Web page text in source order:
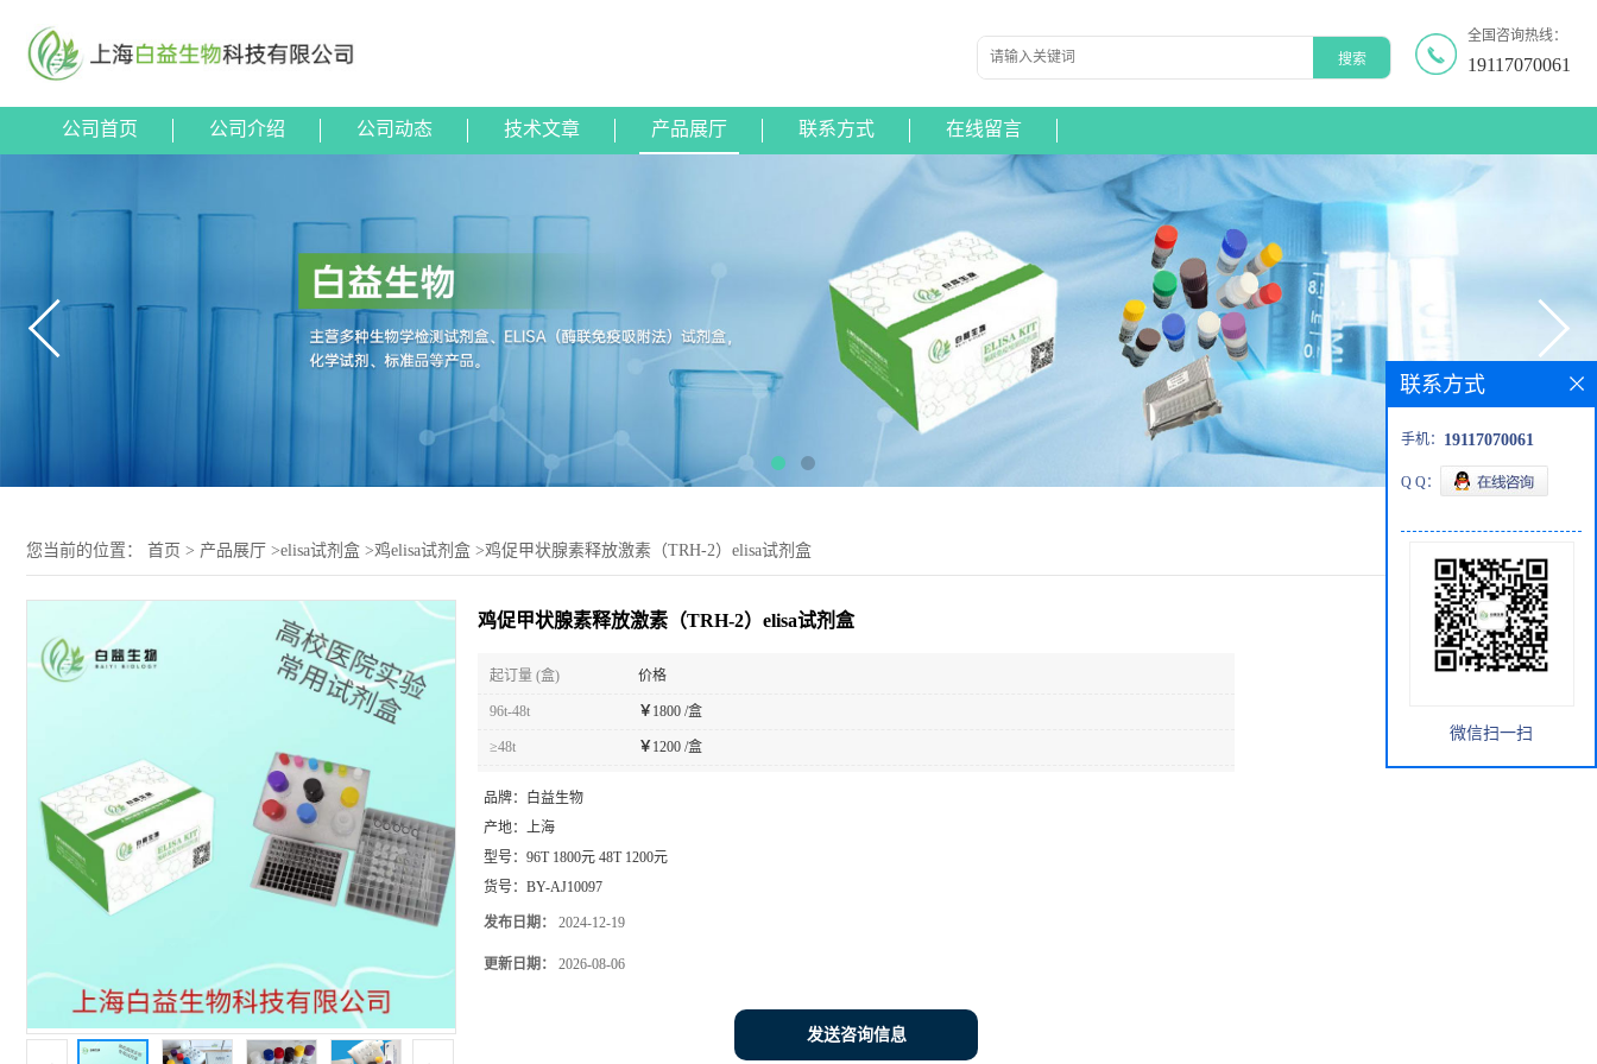
全国咨询热线：
19117070061
公司首页 公司介绍 公司动态 技术文章 产品展厅 联系方式 在线留言
您当前的位置： 首页 > 产品展厅 >elisa试剂盒 >鸡elisa试剂盒 >鸡促甲状腺素释放激素（TRH-2）elisa试剂盒
鸡促甲状腺素释放激素（TRH-2）elisa试剂盒
起订量 (盒) 价格
96t-48t ￥ 1800 /盒
≥48t ￥ 1200 /盒
品牌：
白益生物
产地： 上海
型号： 96T 1800元 48T 1200元
货号： BY-AJ10097
发布日期： 2024-12-19
更新日期： 2026-08-06
发送咨询信息
联系方式
手机： 19117070061
Q Q：
微信扫一扫